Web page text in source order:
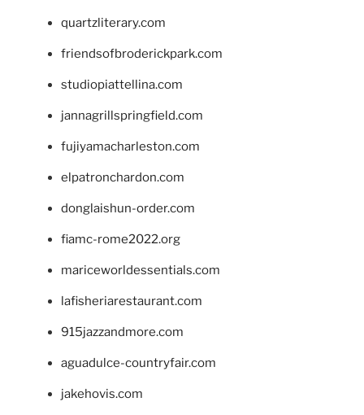
quartzliterary.com
friendsofbroderickpark.com
studiopiattellina.com
jannagrillspringfield.com
fujiyamacharleston.com
elpatronchardon.com
donglaishun-order.com
fiamc-rome2022.org
mariceworldessentials.com
lafisheriarestaurant.com
915jazzandmore.com
aguadulce-countryfair.com
jakehovis.com